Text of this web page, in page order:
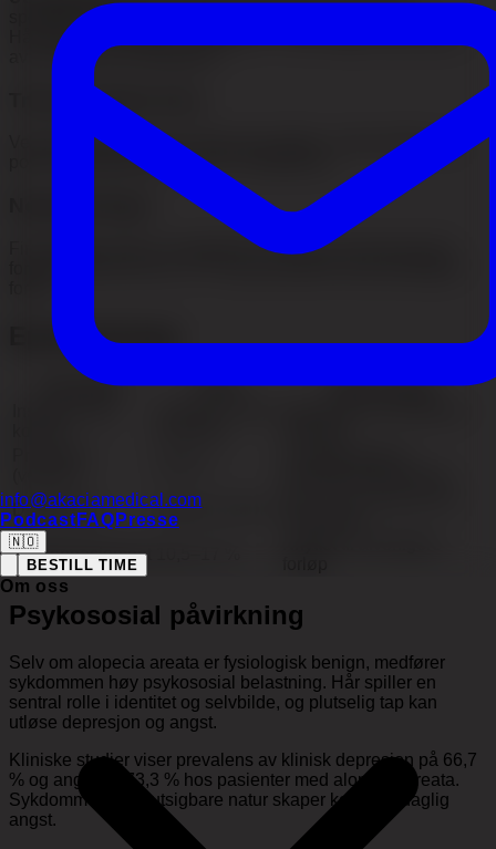
info@akaciamedical.com
Podcast FAQ Presse
🇳🇴
BESTILL TIME
Om oss
spesifikke kliniske funnet ved aktiv alopecia areata.
Hårstråene er brukne, vanligvis 2–4 mm lange, og smalner
av proximalt mot hårbotten.
Trikoskopiske funn
Ved dermatoskopi sees ofte gule prikker, svarte prikker og
poliosis (tidlig grånende hår i vekstfasen).
Finpunktige groper, lengsgående rifling og trachyonychia
Epidemiologi
Parameter Verdi
Observasjon
Debutalder
Topp 25–29 år
Neglengasjement
Psykososial påvirkning
Selv om alopecia areata er fysiologisk benign, medfører
sykdommen høy psykososial belastning. Hår spiller en
sentral rolle i identitet og selvbilde, og plutselig tap kan
utløse depresjon og angst.
Kliniske studier viser prevalens av klinisk depresjon på 66,7
% og angst på 73,3 % hos pasienter med alopecia areata.
Sykdommens uforutsigbare natur skaper konstant daglig
angst.